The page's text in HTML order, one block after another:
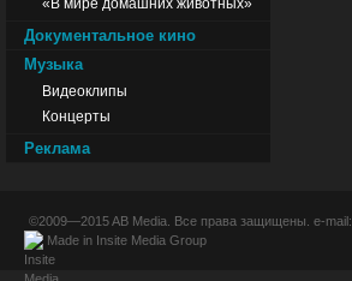
Документальное кино
Музыка
Видеоклипы
Концерты
Реклама
©2009—2015AB Media . Все права защищены. e-mail:
Made in Insite Media Group